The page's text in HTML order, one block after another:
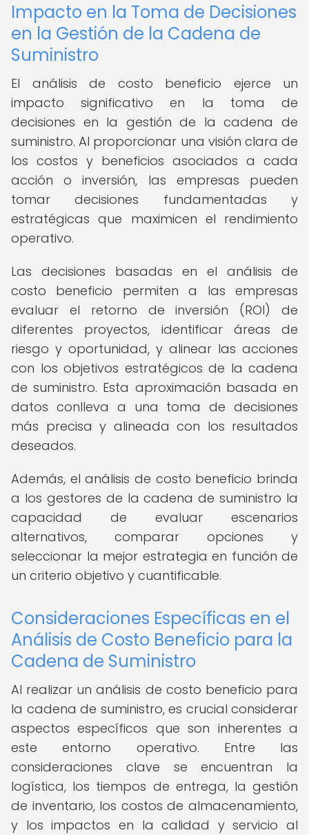
Impacto en la Toma de Decisiones
en la Gestión de la Cadena de
Suministro
El análisis de costo beneficio ejerce un
impacto significativo en la toma de
decisiones en la gestión de la cadena de
suministro. Al proporcionar una visión clara de
los costos y beneficios asociados a cada
acción o inversión, las empresas pueden
tomar decisiones fundamentadas y
estratégicas que maximicen el rendimiento
operativo.
Las decisiones basadas en el análisis de
costo beneficio permiten a las empresas
evaluar el retorno de inversión (ROI) de
diferentes proyectos, identificar áreas de
riesgo y oportunidad, y alinear las acciones
con los objetivos estratégicos de la cadena
de suministro. Esta aproximación basada en
datos conlleva a una toma de decisiones
más precisa y alineada con los resultados
deseados.
Además, el análisis de costo beneficio brinda
a los gestores de la cadena de suministro la
capacidad de evaluar escenarios
alternativos, comparar opciones y
seleccionar la mejor estrategia en función de
un criterio objetivo y cuantificable.
Consideraciones Específicas en el
Análisis de Costo Beneficio para la
Cadena de Suministro
Al realizar un análisis de costo beneficio para
la cadena de suministro, es crucial considerar
aspectos específicos que son inherentes a
este entorno operativo. Entre las
consideraciones clave se encuentran la
logística, los tiempos de entrega, la gestión
de inventario, los costos de almacenamiento,
y los impactos en la calidad y servicio al